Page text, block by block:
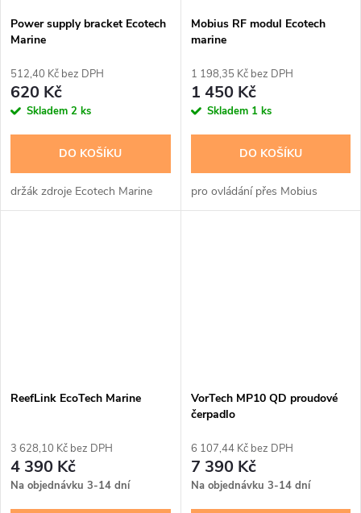
Power supply bracket Ecotech
Marine
512,40 Kč bez DPH
620 Kč
Skladem 2 ks
DO KOŠÍKU
držák zdroje Ecotech Marine
Mobius RF modul Ecotech
marine
1 198,35 Kč bez DPH
1 450 Kč
Skladem 1 ks
DO KOŠÍKU
pro ovládání přes Mobius
ReefLink EcoTech Marine
3 628,10 Kč bez DPH
4 390 Kč
Na objednávku 3-14 dní
VorTech MP10 QD proudové
čerpadlo
6 107,44 Kč bez DPH
7 390 Kč
Na objednávku 3-14 dní